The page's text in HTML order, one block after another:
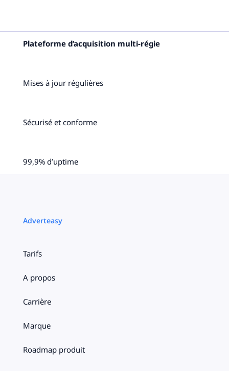
Plateforme d’acquisition multi-régie
Mises à jour régulières
Sécurisé et conforme
99,9% d’uptime
Adverteasy
Tarifs
A propos
Carrière
Marque
Roadmap produit